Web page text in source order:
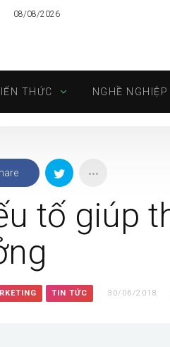
08/08/2026
THỨC NGHỀ NGHIỆP
tố giúp
TIN TỨC 30/06/2018